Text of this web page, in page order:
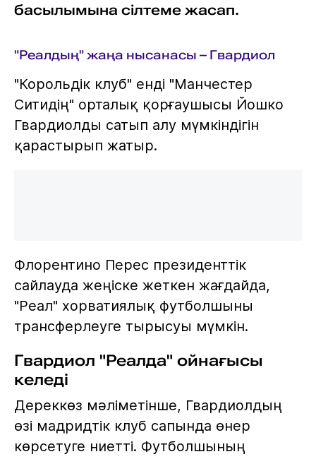
басылымына сілтеме жасап.
"Реалдың" жаңа нысанасы – Гвардиол
"Корольдік клуб" енді "Манчестер
Ситидің" орталық қорғаушысы Йошко
Гвардиолды сатып алу мүмкіндігін
қарастырып жатыр.
Флорентино Перес президенттік
сайлауда жеңіске жеткен жағдайда,
"Реал" хорватиялық футболшыны
трансферлеуге тырысуы мүмкін.
Гвардиол "Реалда" ойнағысы
келеді
Дереккөз мәліметінше, Гвардиолдың
өзі мадридтік клуб сапында өнер
көрсетуге ниетті. Футболшының